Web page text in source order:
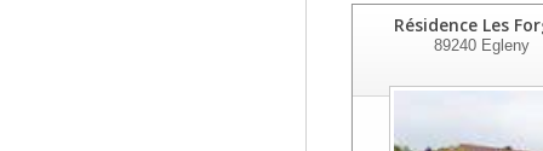
Résidence Les
89240 Egleny